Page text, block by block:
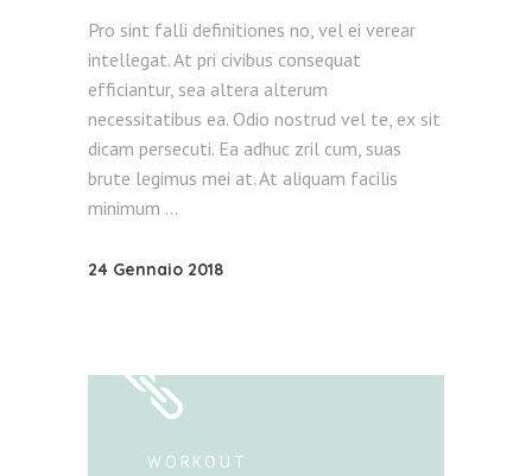
Pro sint falli definitiones no, vel ei verear
intellegat. At pri civibus consequat
efficiantur, sea altera alterum
necessitatibus ea. Odio nostrud vel te, ex sit
dicam persecuti. Ea adhuc zril cum, suas
brute legimus mei at. At aliquam facilis
minimum
24 Gennaio 2018
WORKOUT